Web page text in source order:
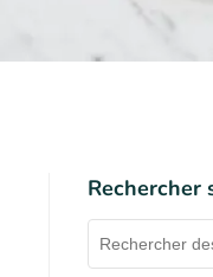
Rechercher